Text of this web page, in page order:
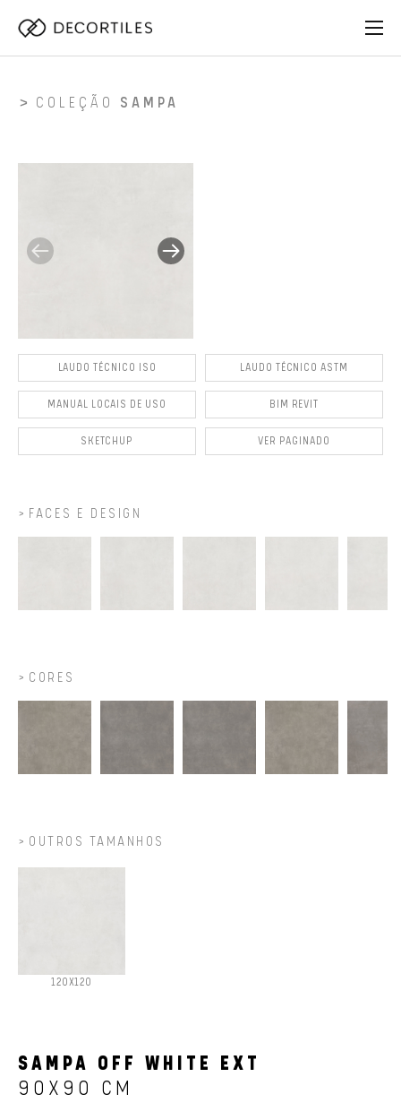
COLEÇÃO SAMPA
LAUDO TÉCNICO ISO LAUDO TÉCNICO ASTM
MANUAL LOCAIS DE USO BIM REVIT
SKETCHUP VER PAGINADO
FACES E DESIGN
CORES
OUTROS TAMANHOS
120X120
SAMPA OFF WHITE EXT
90X90 CM